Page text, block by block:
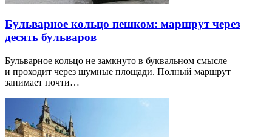
Бульварное кольцо пешком: маршрут через
десять бульваров
Бульварное кольцо не замкнуто в буквальном смысле
и проходит через шумные площади. Полный маршрут
занимает почти…